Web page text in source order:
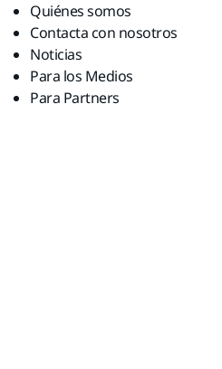
Quiénes somos
Contacta con nosotros
Noticias
Para los Medios
Para Partners